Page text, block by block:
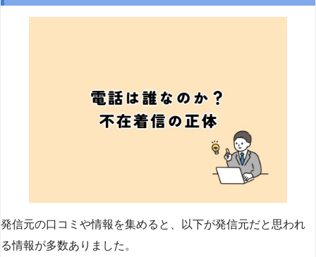
発信元の口コミや情報を集めると、以下が発信元だと思われ
る情報が多数ありました。